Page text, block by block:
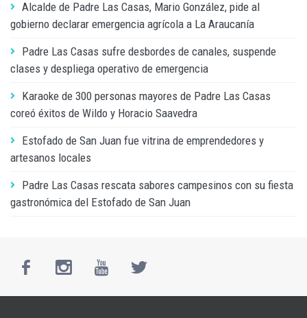
Alcalde de Padre Las Casas, Mario González, pide al
gobierno declarar emergencia agrícola a La Araucanía
Padre Las Casas sufre desbordes de canales, suspende
clases y despliega operativo de emergencia
Karaoke de 300 personas mayores de Padre Las Casas
coreó éxitos de Wildo y Horacio Saavedra
Estofado de San Juan fue vitrina de emprendedores y
artesanos locales
Padre Las Casas rescata sabores campesinos con su fiesta
gastronómica del Estofado de San Juan